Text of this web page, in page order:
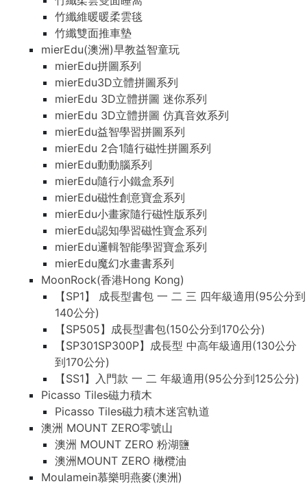
竹纖維暖暖柔雲毯
竹纖雙面推車墊
mierEdu(澳洲)早教益智童玩
mierEdu拼圖系列
mierEdu3D立體拼圖系列
mierEdu 3D立體拼圖 迷你系列
mierEdu 3D立體拼圖 仿真音效系列
mierEdu益智學習拼圖系列
mierEdu 2合1隨行磁性拼圖系列
mierEdu動動腦系列
mierEdu隨行小鐵盒系列
mierEdu磁性創意寶盒系列
mierEdu小畫家隨行磁性版系列
mierEdu認知學習磁性寶盒系列
mierEdu邏輯智能學習寶盒系列
mierEdu魔幻水畫書系列
MoonRock(香港Hong Kong)
【SP1】 成長型書包 一 二 三 四年級適用(95公分到
140公分)
【SP505】成長型書包(150公分到170公分)
【SP301SP300P】成長型 中高年級適用(130公分
到170公分)
【SS1】入門款 一 二 年級適用(95公分到125公分)
Picasso Tiles磁力積木
Picasso Tiles磁力積木迷宮軌道
澳洲 MOUNT ZERO零號山
澳洲 MOUNT ZERO 粉湖鹽
澳洲MOUNT ZERO 橄欖油
Moulamein慕樂明燕麥(澳洲)